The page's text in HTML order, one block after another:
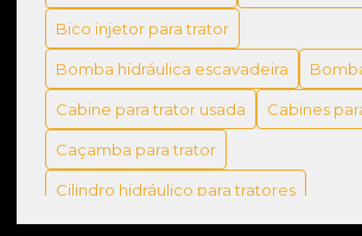
Bomba hidráulica escavadeira: tudo
saber
Bomba para Trator: Guia Completo
Melhor Opção para Agricultura
Bomba para Trator: Guia para
para Suas Necessidades
Bico injetor para trator
Bomba hidráulica escavadeira
Cabine para trator usada Cabines
Caçamba para trator
Cilindro hidráulico para tratores
Comando hidráulico para trator